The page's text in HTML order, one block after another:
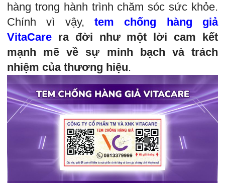
hàng trong hành trình chăm sóc sức khỏe.
Chính vì vậy, tem chống hàng giả
VitaCare ra đời như một lời cam kết
mạnh mẽ về sự minh bạch và trách
nhiệm của thương hiệu.